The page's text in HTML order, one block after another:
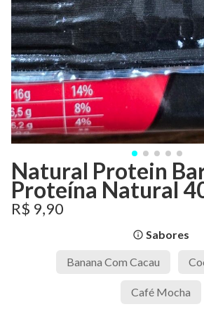
Natural Protein
Proteína Natural
R$ 9,90
info_outline Sabores
Banana Com Cacau
Café Mocha